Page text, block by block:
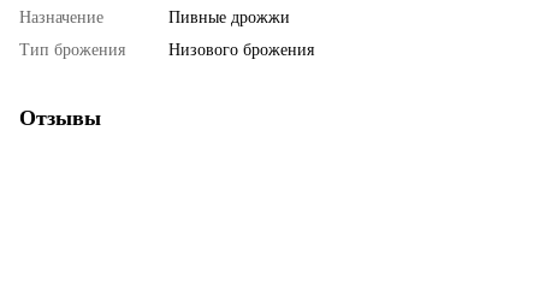
Назначение
Пивные дрожжи
Тип брожения
Низового брожения
Отзывы